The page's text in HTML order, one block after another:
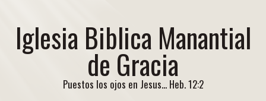
Iglesia Biblica Manantial
de Gracia
Puestos los ojos en Jesus... Heb. 12:2